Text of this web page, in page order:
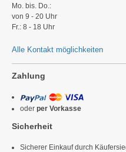
Mo. bis. Do.:
von 9 - 20 Uhr
Fr.: 8 - 18 Uhr
Alle Kontakt möglichkeiten
Zahlung
oder per Vorkasse
Sicherheit
Sicherer Einkauf durch